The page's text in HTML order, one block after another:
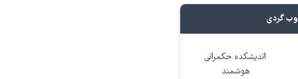
وب گردی
اندیشکده حکمرانی
هوشمند